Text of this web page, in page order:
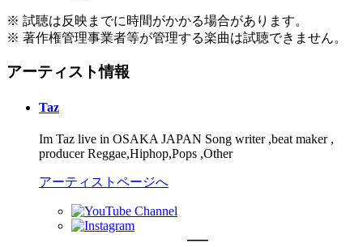
※ 試聴は反映までに時間がかかる場合があります。
※ 著作権管理事業者等が管理する楽曲は試聴できません。
アーティスト情報
Taz
Im Taz live in OSAKA JAPAN Song writer ,beat maker ,
producer Reggae,Hiphop,Pops ,Other
アーティストページへ